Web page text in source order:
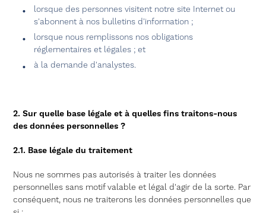
lorsque des personnes visitent notre site Internet ou
s'abonnent à nos bulletins d'information ;
lorsque nous remplissons nos obligations
réglementaires et légales ; et
à la demande d'analystes.
2. Sur quelle base légale et à quelles fins traitons-nous
des données personnelles ?
2.1. Base légale du traitement
Nous ne sommes pas autorisés à traiter les données
personnelles sans motif valable et légal d'agir de la sorte. Par
conséquent, nous ne traiterons les données personnelles que